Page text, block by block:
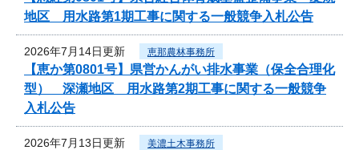
地区 用水路第1期工事に関する一般競争入札公告
2026年7月14日更新 恵那農林事務所
【恵か第0801号】県営かんがい排水事業（保全合理化
型） 深瀬地区 用水路第2期工事に関する一般競争
入札公告
2026年7月13日更新 美濃土木事務所